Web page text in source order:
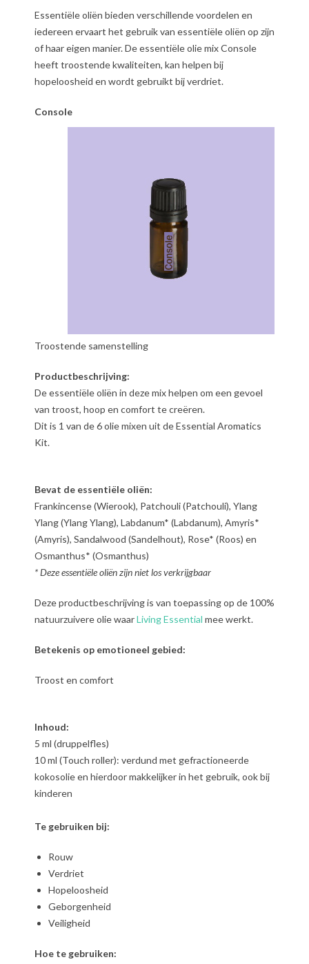
Essentiële oliën bieden verschillende voordelen en
iedereen ervaart het gebruik van essentiële oliën op zijn
of haar eigen manier. De essentiële olie mix Console
heeft troostende kwaliteiten, kan helpen bij
hopeloosheid en wordt gebruikt bij verdriet.
Console
Troostende samenstelling
Productbeschrijving:
De essentiële oliën in deze mix helpen om een gevoel
van troost, hoop en comfort te creëren.
Dit is 1 van de 6 olie mixen uit de Essential Aromatics
Kit.
Bevat de essentiële oliën:
Frankincense (Wierook), Patchouli (Patchouli), Ylang
Ylang (Ylang Ylang), Labdanum* (Labdanum), Amyris*
(Amyris), Sandalwood (Sandelhout), Rose* (Roos) en
Osmanthus* (Osmanthus)
* Deze essentiële oliën zijn niet los verkrijgbaar
Deze productbeschrijving is van toepassing op de 100%
natuurzuivere olie waarLiving Essential mee werkt.
Betekenis op emotioneel gebied:
Troost en comfort
Inhoud:
5 ml (druppelfles)
10 ml (Touch roller): verdund met gefractioneerde
kokosolie en hierdoor makkelijker in het gebruik, ook bij
kinderen
Te gebruiken bij:
Rouw
Verdriet
Hopeloosheid
Geborgenheid
Veiligheid
Hoe te gebruiken: